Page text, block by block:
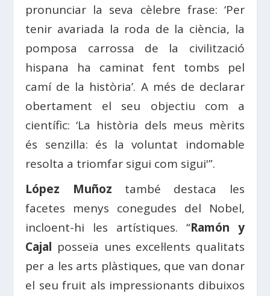
pronunciar la seva cèlebre frase: ‘Per
tenir avariada la roda de la ciència, la
pomposa carrossa de la civilització
hispana ha caminat fent tombs pel
camí de la història’. A més de declarar
obertament el seu objectiu com a
científic: ‘La història dels meus mèrits
és senzilla: és la voluntat indomable
resolta a triomfar sigui com sigui'”.
López Muñoz també destaca les
facetes menys conegudes del Nobel,
incloent-hi les artístiques. “Ramón y
Cajal posseïa unes excel·lents qualitats
per a les arts plàstiques, que van donar
el seu fruit als impressionants dibuixos